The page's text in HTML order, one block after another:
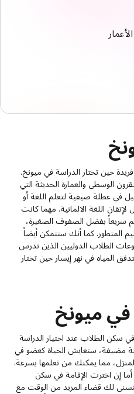
حين تختار الدراسة في ميونخ.
الوسطى والعمارة الحديثة التي
في عطلة صيفية لتعلم اللغة أو
اللغة الالمانية. مهما كانت
سريعاً بفضل الصفوف الصغيرة،
المتطور. كما أنك ستتمكن أيضاً
الطلاب الدوليين الذين تدرس
المياه في نهر إيسار حين تختار
ميونخ
سكن الطلاب عند اختيار الدراسة
مضيفة، ستعايش الحياة كعضو في
مما يمكنك من تعلمها بسرعة.
إن اخترت الإقامة في سكن
لك قضاء المزيد من الوقت مع